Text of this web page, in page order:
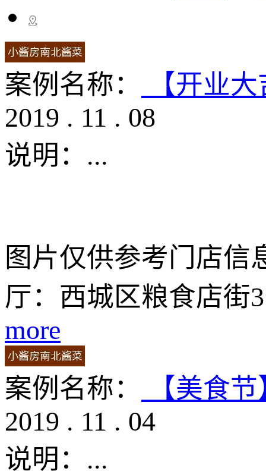
案例名称：
【开业
2019 . 11 . 08
说明： ...
图片仅供参考门店信
厅：西城区粮食店街
more
案例名称：
【美食
2019 . 11 . 04
说明： ...